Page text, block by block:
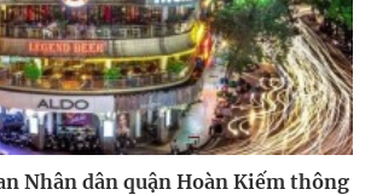
Nhân dân quận Hoàn Kiếm thông